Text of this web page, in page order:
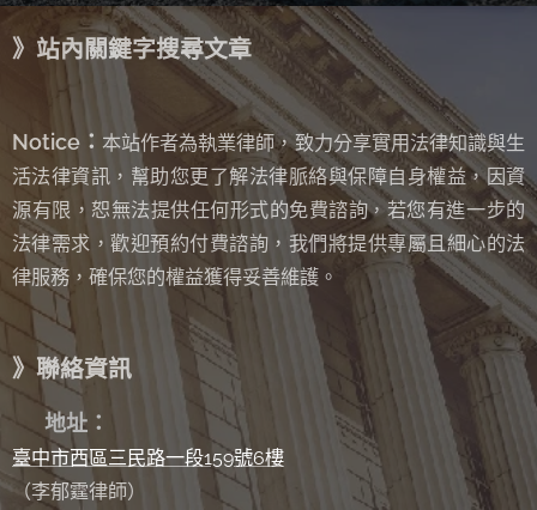
》站內關鍵字搜尋文章
Notice： 本站作者為執業律師，致力分享實用法律知識與生
活法律資訊，幫助您更了解法律脈絡與保障自身權益，因資
源有限，恕無法提供任何形式的免費諮詢， 若您有進一步的
法律需求，歡迎預約付費諮詢，我們將提供專屬且細心的法
律服務，確保您的權益獲得妥善維護。
》聯絡資訊
地址：
臺中市西區三民路一段159號6樓
（李郁霆律師）